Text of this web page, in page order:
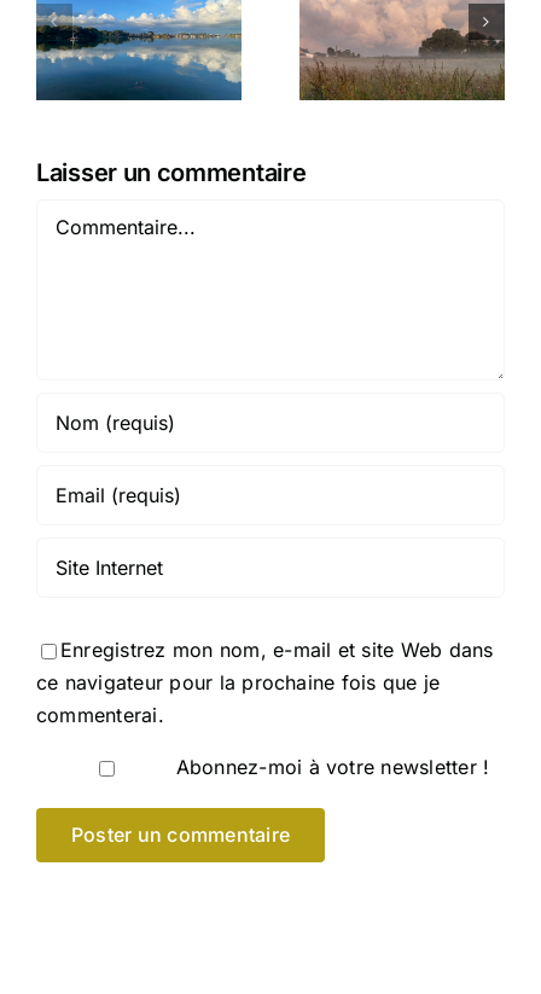
Matinale
plouhinecoise
L’appel de
la mousse
Laisser un commentaire
Commentaire
Enregistrez mon nom, e-mail et site Web dans
ce navigateur pour la prochaine fois que je
commenterai.
Abonnez-moi à votre newsletter !